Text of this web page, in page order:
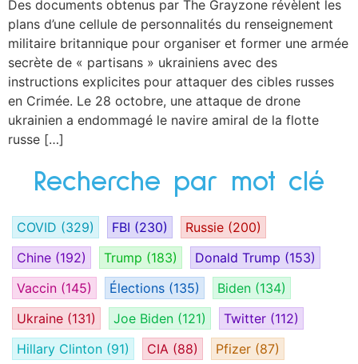
Des documents obtenus par The Grayzone révèlent les
plans d’une cellule de personnalités du renseignement
militaire britannique pour organiser et former une armée
secrète de « partisans » ukrainiens avec des
instructions explicites pour attaquer des cibles russes
en Crimée. Le 28 octobre, une attaque de drone
ukrainien a endommagé le navire amiral de la flotte
russe […]
Recherche par mot clé
COVID (329) FBI (230) Russie (200)
Chine (192) Trump (183) Donald Trump (153)
Vaccin (145) Élections (135) Biden (134)
Ukraine (131) Joe Biden (121) Twitter (112)
Hillary Clinton (91) CIA (88) Pfizer (87)